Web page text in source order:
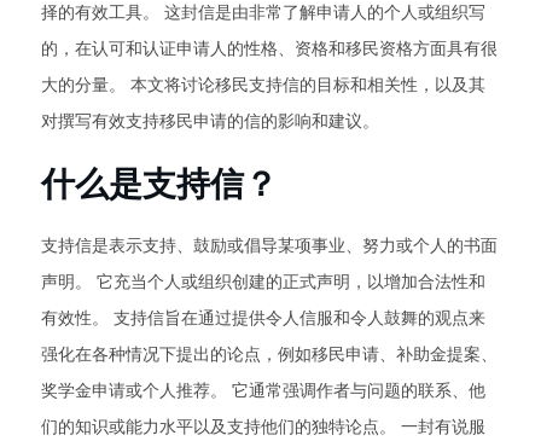
择的有效工具。 这封信是由非常了解申请人的个人或组织写
的，在认可和认证申请人的性格、资格和移民资格方面具有很
大的分量。 本文将讨论移民支持信的目标和相关性，以及其
对撰写有效支持移民申请的信的影响和建议。
什么是支持信？
支持信是表示支持、鼓励或倡导某项事业、努力或个人的书面
声明。 它充当个人或组织创建的正式声明，以增加合法性和
有效性。 支持信旨在通过提供令人信服和令人鼓舞的观点来
强化在各种情况下提出的论点，例如移民申请、补助金提案、
奖学金申请或个人推荐。 它通常强调作者与问题的联系、他
们的知识或能力水平以及支持他们的独特论点。 一封有说服